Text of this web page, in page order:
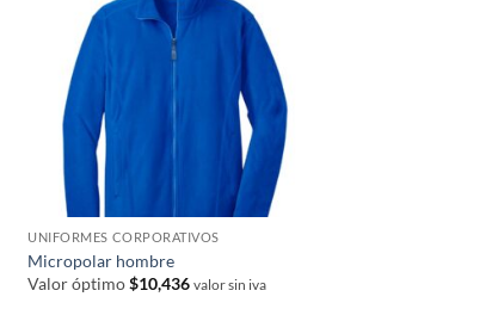
UNIFORMES CORPORATIVOS
Micropolar hombre
Valor óptimo$10,436 valor sin iva